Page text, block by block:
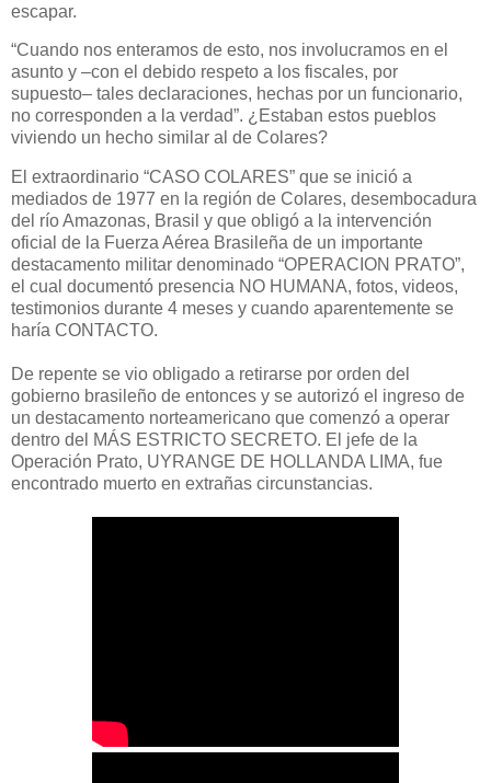
escapar.
“Cuando nos enteramos de esto, nos involucramos en el
asunto y –con el debido respeto a los fiscales, por
supuesto– tales declaraciones, hechas por un funcionario,
no corresponden a la verdad”. ¿Estaban estos pueblos
viviendo un hecho similar al de Colares?
El extraordinario “CASO COLARES” que se inició a
mediados de 1977 en la región de Colares, desembocadura
del río Amazonas, Brasil y que obligó a la intervención
oficial de la Fuerza Aérea Brasileña de un importante
destacamento militar denominado “OPERACION PRATO”,
el cual documentó presencia NO HUMANA, fotos, videos,
testimonios durante 4 meses y cuando aparentemente se
haría CONTACTO.
De repente se vio obligado a retirarse por orden del
gobierno brasileño de entonces y se autorizó el ingreso de
un destacamento norteamericano que comenzó a operar
dentro del MÁS ESTRICTO SECRETO. El jefe de la
Operación Prato, UYRANGE DE HOLLANDA LIMA, fue
encontrado muerto en extrañas circunstancias.